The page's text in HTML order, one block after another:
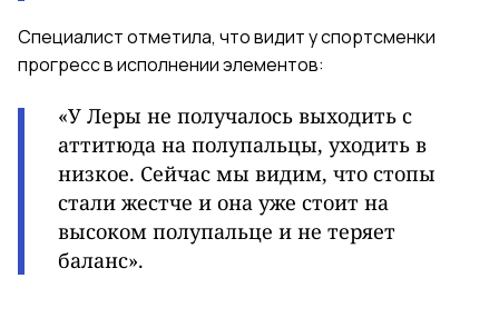
Специалист отметила, что видит у спортсменки
прогресс в исполнении элементов:
«У Леры не получалось выходить с
аттитюда на полупальцы, уходить в
низкое. Сейчас мы видим, что стопы
стали жестче и она уже стоит на
высоком полупальце и не теряет
баланс».